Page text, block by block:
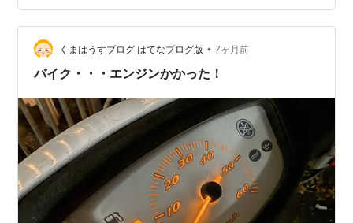
テリーですが、セルモーターを作動させることが困難の
ようです。この際新品と思うも移動運用で、使っていた3
年もののバッテリーを交換品として利用します。無線用
としての負荷しかかけ…
くまはうすブログ はてなブログ版 • 7ヶ月前
バイク・・・エンジンかかった！